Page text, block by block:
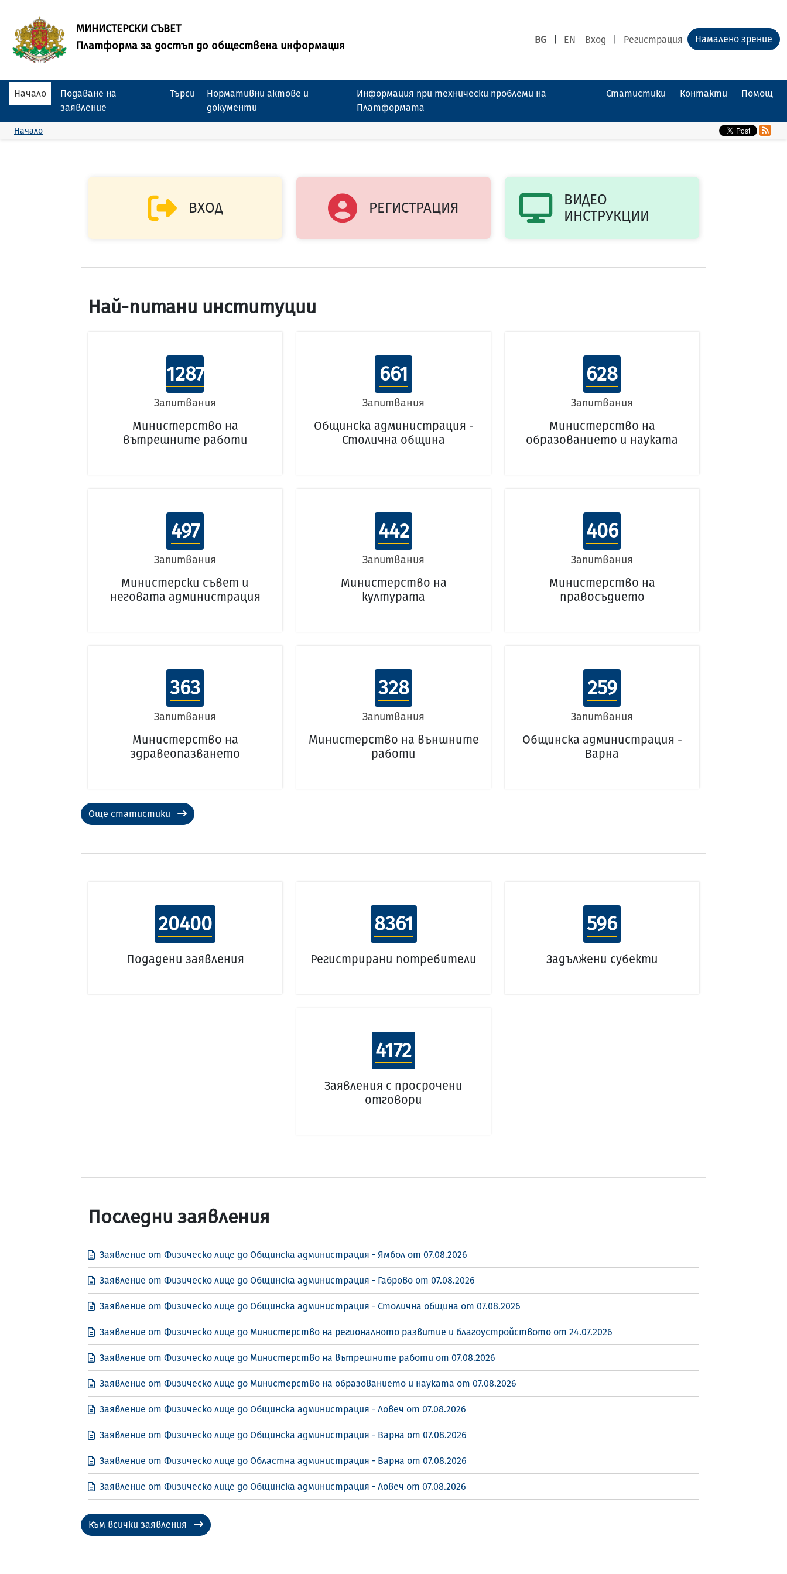
МИНИСТЕРСКИ СЪВЕТ
Платформа за достъп до обществена информация
BG EN Вход Регистрация Намалено зрение
Начало
Подаване на
заявление
Търси
Нормативни актове и
документи
Информация при технически проблеми на
Платформата
Статистики Контакти Помощ
Начало
ВХОД РЕГИСТРАЦИЯ
ВИДЕО
ИНСТРУКЦИИ
Най-питани институции
1287
Запитвания
Министерство на
вътрешните работи
661
Запитвания
Общинска администрация -
Столична община
628
Запитвания
Министерство на
образованието и науката
497
Запитвания
Министерски съвет и
неговата администрация
442
Запитвания
Министерство на
културата
406
Запитвания
Министерство на
правосъдието
363
Запитвания
Министерство на
здравеопазването
328
Запитвания
Министерство на външните
работи
259
Запитвания
Общинска администрация -
Варна
Още статистики
20400
Подадени заявления
8361
Регистрирани потребители
596
Задължени субекти
4172
Заявления с просрочени
отговори
Последни заявления
Заявление от Физическо лице до Общинска администрация - Ямбол от 07.08.2026
Заявление от Физическо лице до Общинска администрация - Габрово от 07.08.2026
Заявление от Физическо лице до Общинска администрация - Столична община от 07.08.2026
Заявление от Физическо лице до Министерство на регионалното развитие и благоустройството от 24.07.2026
Заявление от Физическо лице до Министерство на вътрешните работи от 07.08.2026
Заявление от Физическо лице до Министерство на образованието и науката от 07.08.2026
Заявление от Физическо лице до Общинска администрация - Ловеч от 07.08.2026
Заявление от Физическо лице до Общинска администрация - Варна от 07.08.2026
Заявление от Физическо лице до Областна администрация - Варна от 07.08.2026
Заявление от Физическо лице до Общинска администрация - Ловеч от 07.08.2026
Към всички заявления